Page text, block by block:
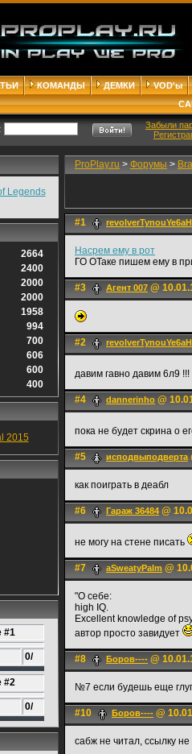
КОМАНДЫ ДЕМКИ
VOD'ы
Забыли
Legends
2664
2400
2000
2000
1958
994
700
606
600
400
2015
#1
0/
#2
0/
ProPlay.ru > Форумы >
#1 revolverTynouYe6aH
Насрем ему в рот
ГО ОТаке пишем ему в
#3 Агент 007 @
#2 revolverTynouYe6aH
давим гавно давим 6л9 !!!
#4 dannerinho @
пока не будет скрина о
#5 исподвыподверта
как поиграть в деабл
#6 Гараж 36484 @
не могу на стене писать
#7 aSweatyPalm @
"О себе:
high IQ.
Excellent knowledge of
автор просто завидует
#8 Боров---- @
№7 если будешь еще
#10 Боров---- @
сабж не читал, ссылку